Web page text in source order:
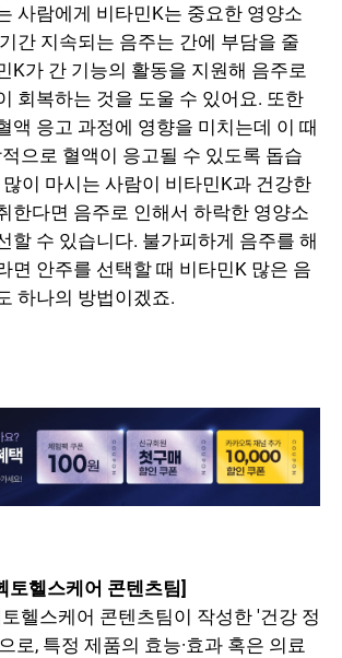
사람에게 비타민K는 중요한 영양소
간 지속되는 음주는 간에 부담을 줄
K가 간 기능의 활동을 지원해 음주로
회복하는 것을 도울 수 있어요. 또한
액 응고 과정에 영향을 미치는데 이 때
으로 혈액이 응고될 수 있도록 돕습
이 마시는 사람이 비타민K과 건강한
한다면 음주로 인해서 하락한 영양소
할 수 있습니다. 불가피하게 음주를 해
면 안주를 선택할 때 비타민K 많은 음
하나의 방법이겠죠.
토헬스케어 콘텐츠팀]
헬스케어 콘텐츠팀이 작성한 '건강 정
로, 특정 제품의 효능·효과 혹은 의료